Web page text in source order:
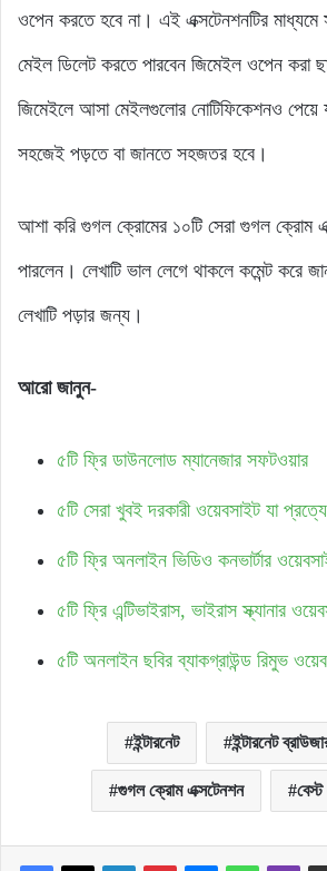
ওপেন করতে হবে না। এই এক্সটেনশনটির
মেইল ডিলেট করতে পারবেন জিমেইল ওপেন করা
জিমেইলে আসা মেইলগুলোর নোটিফিকেশনও পেয়ে
সহজেই পড়তে বা জানতে সহজতর হবে।
আশা করি গুগল ক্রোমের ১০টি সেরা গুগল ক্রোম
পারলেন। লেখাটি ভাল লেগে থাকলে কমেন্ট করে
লেখাটি পড়ার জন্য।
আরো জানুন-
৫টি ফ্রি ডাউনলোড ম্যানেজার সফটওয়ার
৫টি সেরা খুবই দরকারী ওয়েবসাইট যা
৫টি ফ্রি অনলাইন ভিডিও কনভার্টার
৫টি ফ্রি এন্টিভাইরাস, ভাইরাস স্ক্যানার
৫টি অনলাইন ছবির ব্যাকগ্রাউন্ড রিমুভ
ইন্টারনেট ইন্টারনেট
গুগল ক্রোম এক্সটেনশন